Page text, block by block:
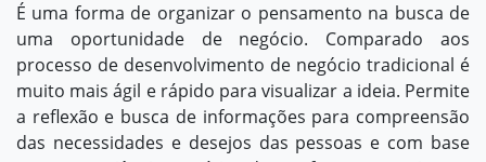
É uma forma de organizar o pensamento na busca de
uma oportunidade de negócio. Comparado aos
processo de desenvolvimento de negócio tradicional é
muito mais ágil e rápido para visualizar a ideia. Permite
a reflexão e busca de informações para compreensão
das necessidades e desejos das pessoas e com base